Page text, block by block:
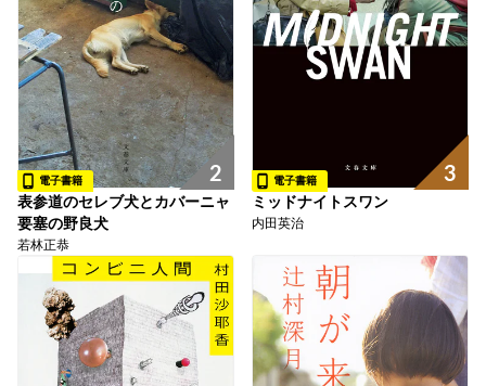
2
電子書籍
表参道のセレブ犬とカバーニャ
要塞の野良犬
若林正恭
3
電子書籍
ミッドナイトスワン
内田英治